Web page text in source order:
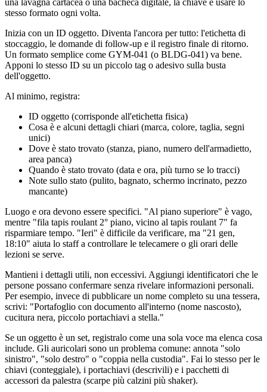
stesso formato ogni volta.
Inizia con un ID oggetto. Diventa l'ancora per tutto: l'etichetta di
stoccaggio, le domande di follow-up e il registro finale di ritorno.
Un formato semplice come GYM-041 (o BLDG-041) va bene.
Apponi lo stesso ID su un piccolo tag o adesivo sulla busta
dell'oggetto.
Al minimo, registra:
ID oggetto (corrisponde all'etichetta fisica)
Cosa è e alcuni dettagli chiari (marca, colore, taglia, segni
unici)
Dove è stato trovato (stanza, piano, numero dell'armadietto,
area panca)
Quando è stato trovato (data e ora, più turno se lo tracci)
Note sullo stato (pulito, bagnato, schermo incrinato, pezzo
mancante)
Luogo e ora devono essere specifici. "Al piano superiore" è vago,
mentre "fila tapis roulant 2° piano, vicino al tapis roulant 7" fa
risparmiare tempo. "Ieri" è difficile da verificare, ma "21 gen,
18:10" aiuta lo staff a controllare le telecamere o gli orari delle
lezioni se serve.
Mantieni i dettagli utili, non eccessivi. Aggiungi identificatori che le
persone possano confermare senza rivelare informazioni personali.
Per esempio, invece di pubblicare un nome completo su una tessera,
scrivi: "Portafoglio con documento all'interno (nome nascosto),
cucitura nera, piccolo portachiavi a stella."
Se un oggetto è un set, registralo come una sola voce ma elenca cosa
include. Gli auricolari sono un problema comune: annota "solo
sinistro", "solo destro" o "coppia nella custodia". Fai lo stesso per le
chiavi (conteggiale), i portachiavi (descrivili) e i pacchetti di
accessori da palestra (scarpe più calzini più shaker).